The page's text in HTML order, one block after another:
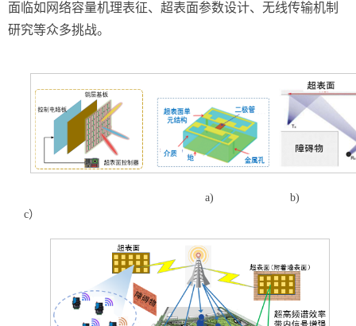
面临如网络容量机理表征、超表面参数设计、无线传输机制
研究等众多挑战。
a) b)
c）